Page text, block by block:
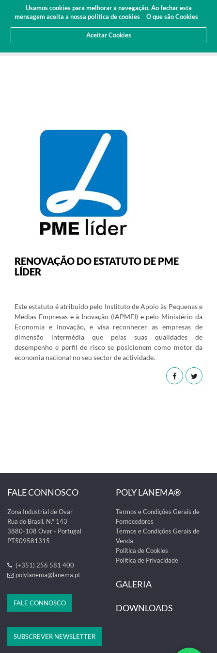
Usamos cookies para melhorar a navegação. Ao fechar esta
mensagem aceita a nossa política de cookies
O que são Cookies
Aceitar Cookies
Área Cliente
Orçamento(0)
RENOVAÇÃO DO ESTATUTO DE PME
LÍDER
Este estatuto é atribuído pelo Instituto de Apoio às Pequenas e
Médias Empresas e à Inovação (IAPMEI) e pelo Ministério da
Economia e Inovação, e visa reconhecer as empresas de
dimensão intermédia que pelas suas qualidades de
desempenho e perfil de risco se posicionem como motor da
economia nacional no seu sector de actividade.
FALE CONNOSCO
Zona Industrial de Ovar
Rua do Brasil, N.º 143
3880-108 Ovar - Portugal
PT509581315
(+351) 256 581 400
polylanema@lanema.pt
FALE CONNOSCO
POLY LANEMA®
Termos e Condições Gerais de
Fornecedores
Termos e Condições Gerais de
Venda
Política de Cookies
Politica de Privacidade
GALERIA
DOWNLOADS
SUBSCREVER NEWSLETTER